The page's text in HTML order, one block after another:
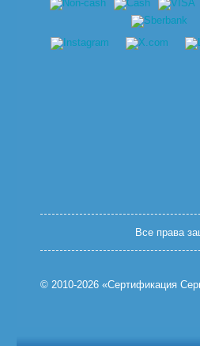
Все права
© 2010-2026 «Сертификация